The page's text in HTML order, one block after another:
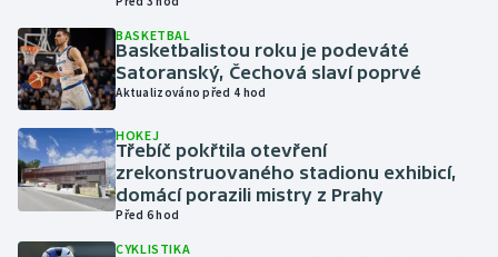
Lyže a snowboard
Moderní pětiboj
Motorsport
Olympijské hry
Parasport
BASKETBAL
Basketbalistou roku je podeváté
Satoranský, Čechová slaví poprvé
Aktualizováno před 4 hod
HOKEJ
Třebíč pokřtila otevření
zrekonstruovaného stadionu exhibicí,
domácí porazili mistry z Prahy
Před 6 hod
CYKLISTIKA